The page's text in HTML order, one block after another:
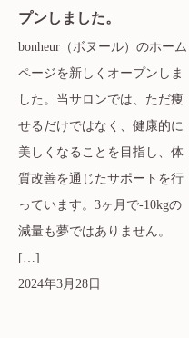
プンしました。
bonheur（ボヌール）のホーム
ページを新しくオープンしま
した。当サロンでは、ただ痩
せるだけではなく、健康的に
美しくなることを目指し、体
質改善を通じたサポートを行
っています。3ヶ月で-10kgの
減量も夢ではありません。
[…]
2024年3月28日